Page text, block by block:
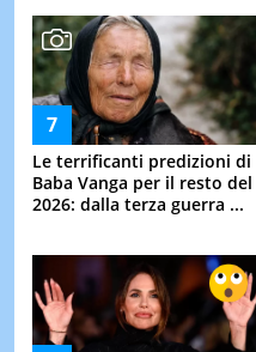
Le terrificanti predizioni di
Baba Vanga per il resto del
2026: dalla terza guerra ...